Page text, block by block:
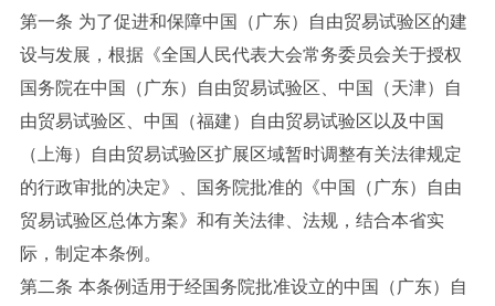
第一条 为了促进和保障中国（广东）自由贸易试验区的建
设与发展，根据《全国人民代表大会常务委员会关于授权
国务院在中国（广东）自由贸易试验区、中国（天津）自
由贸易试验区、中国（福建）自由贸易试验区以及中国
（上海）自由贸易试验区扩展区域暂时调整有关法律规定
的行政审批的决定》、国务院批准的《中国（广东）自由
贸易试验区总体方案》和有关法律、法规，结合本省实
际，制定本条例。
第二条 本条例适用于经国务院批准设立的中国（广东）自